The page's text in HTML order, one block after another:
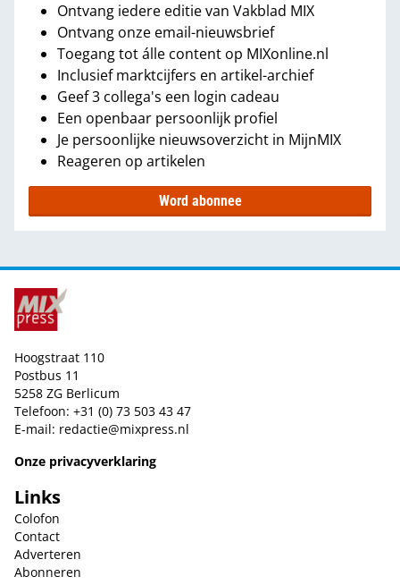
Ontvang iedere editie van Vakblad MIX
Ontvang onze email-nieuwsbrief
Toegang tot álle content op MIXonline.nl
Inclusief marktcijfers en artikel-archief
Geef 3 collega's een login cadeau
Een openbaar persoonlijk profiel
Je persoonlijke nieuwsoverzicht in MijnMIX
Reageren op artikelen
Word abonnee
Hoogstraat 110
Postbus 11
5258 ZG Berlicum
Telefoon: +31 (0) 73 503 43 47
E-mail: redactie@mixpress.nl
Onze privacyverklaring
Links
Colofon
Contact
Adverteren
Abonneren